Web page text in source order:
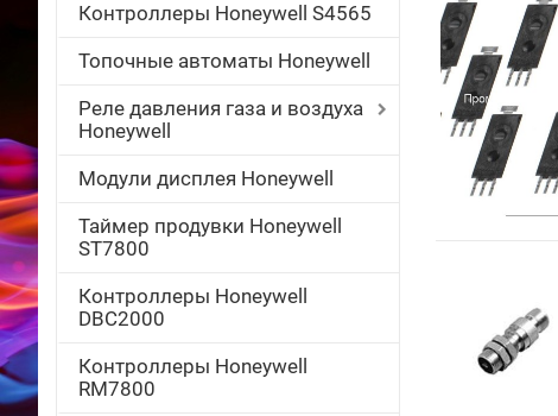
Контроллеры Honeywell S4565
Топочные автоматы Honeywell
Реле давления газа и воздуха
Honeywell
Модули дисплея Honeywell
Таймер продувки Honeywell
ST7800
Контроллеры Honeywell
DBC2000
Контроллеры Honeywell
RM7800